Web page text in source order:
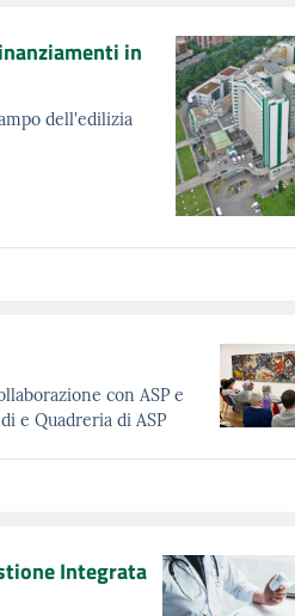
in
dell'edilizia
con ASP e
e Quadreria di ASP
Integrata